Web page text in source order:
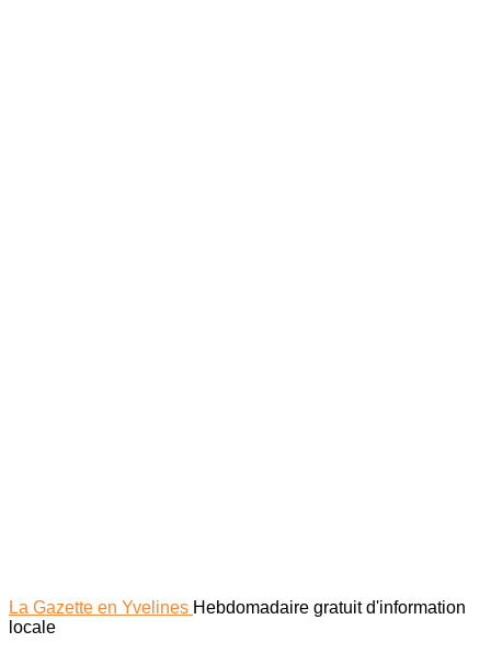
La Gazette en Yvelines Hebdomadaire gratuit d'information
locale